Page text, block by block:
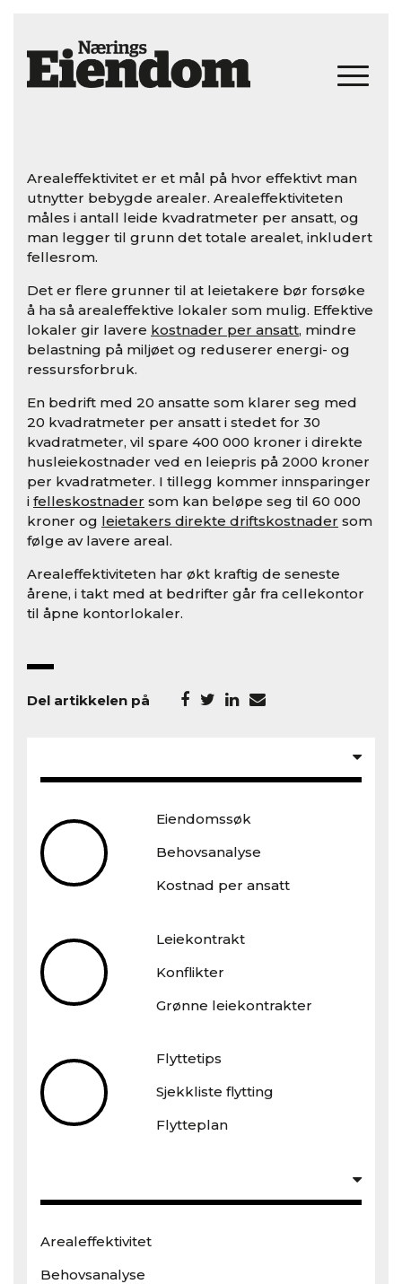
Arealeffektivitet er et mål på hvor effektivt man
utnytter bebygde arealer. Arealeffektiviteten
måles i antall leide kvadratmeter per ansatt, og
man legger til grunn det totale arealet, inkludert
fellesrom.
Det er flere grunner til at leietakere bør forsøke
å ha så arealeffektive lokaler som mulig. Effektive
lokaler gir lavere kostnader per ansatt, mindre
belastning på miljøet og reduserer energi- og
ressursforbruk.
En bedrift med 20 ansatte som klarer seg med
20 kvadratmeter per ansatt i stedet for 30
kvadratmeter, vil spare 400 000 kroner i direkte
husleiekostnader ved en leiepris på 2000 kroner
per kvadratmeter. I tillegg kommer innsparinger
i felleskostnader som kan beløpe seg til 60 000
kroner og leietakers direkte driftskostnader som
følge av lavere areal.
Arealeffektiviteten har økt kraftig de seneste
årene, i takt med at bedrifter går fra cellekontor
til åpne kontorlokaler.
Del artikkelen på
Eiendomssøk
Behovsanalyse
Kostnad per ansatt
Leiekontrakt
Konflikter
Grønne leiekontrakter
Flyttetips
Sjekkliste flytting
Flytteplan
Arealeffektivitet
Behovsanalyse